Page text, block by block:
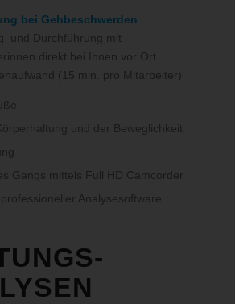
bei Gehbeschwerden
und Durchführung mit
direkt bei Ihnen vor Ort.
(15 min. pro Mitarbeiter)
und der Beweglichkeit
Gangs mittels Full HD Camcorder
Analysesoftware